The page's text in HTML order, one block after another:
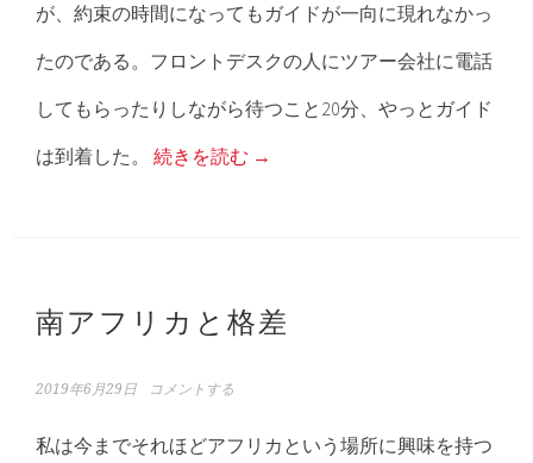
が、約束の時間になってもガイドが一向に現れなかっ
たのである。フロントデスクの人にツアー会社に電話
してもらったりしながら待つこと20分、やっとガイド
は到着した。続きを読む →
南アフリカと格差
2019年6月29日 コメントする
私は今までそれほどアフリカという場所に興味を持つ